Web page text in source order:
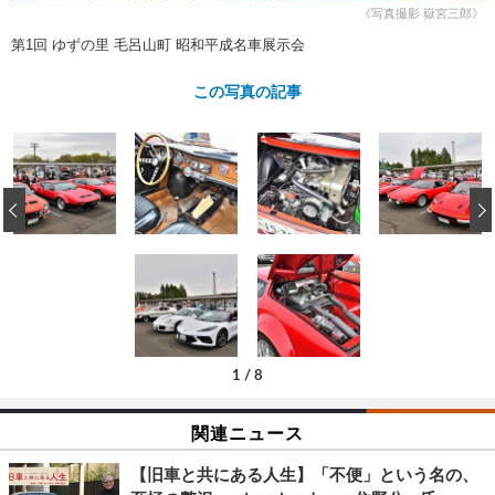
カーメーカー「旧車」関連プロジ
イベント
《写真撮影 嶽宮三郎》
第1回 ゆずの里 毛呂山町 昭和平成名車展示会
この写真の記事
1 / 8
‹
関連ニュース
【旧車と共にある人生】「不便」という名の、